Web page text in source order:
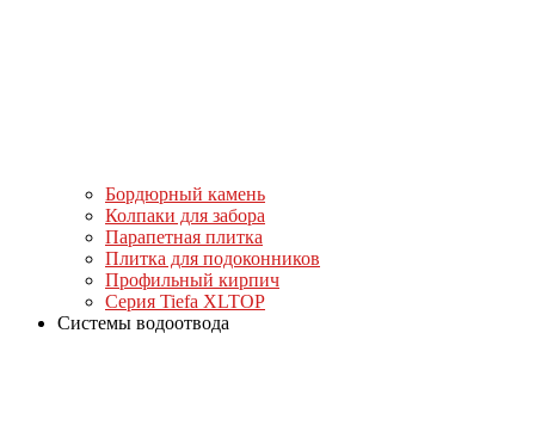
Бордюрный камень
Колпаки для забора
Парапетная плитка
Плитка для подоконников
Профильный кирпич
Серия Tiefa XLTOP
Системы водоотвода